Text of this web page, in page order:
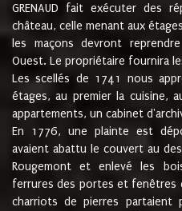
GRENAUD fait exécuter des
château, celle menant aux
les maçons devront
Ouest. Le propriétaire fournira
Les scellés de 1741 nous
étages, au premier la cuisine,
appartements, un cabinet
En 1776, une plainte est
avaient abattu le couvert au
Rougemont et enlevé les
ferrures des portes et fenêtres
charriots de pierres partaient